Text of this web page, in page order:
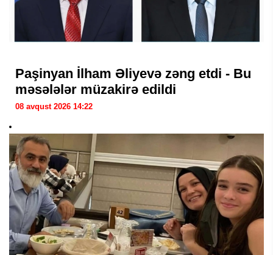
Paşinyan İlham Əliyevə zəng etdi - Bu
məsələlər müzakirə edildi
08 avqust 2026 14:22